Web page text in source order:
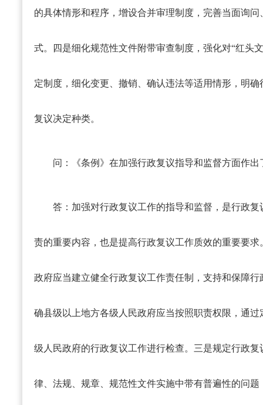
的具体情形和程序，增设合并审理制度，完善当面询
式。四是细化规范性文件附带审查制度，强化对“红头
定制度，细化变更、撤销、确认违法等适用情形，明
复议决定种类。
问：《条例》在加强行政复议指导和监督方面作出
答： 加强对行政复议工作的指导和监督，是行政
责的重要内容，也是提高行政复议工作质效的重要要
政府应当建立健全行政复议工作责任制，支持和保障
确县级以上地方各级人民政府应当按照职责权限，通
级人民政府的行政复议工作进行检查。三是规定行政
律、法规、规章、规范性文件实施中带有普遍性的问